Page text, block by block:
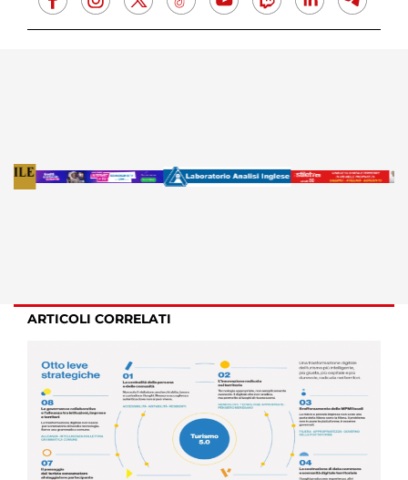
ARTICOLI CORRELATI